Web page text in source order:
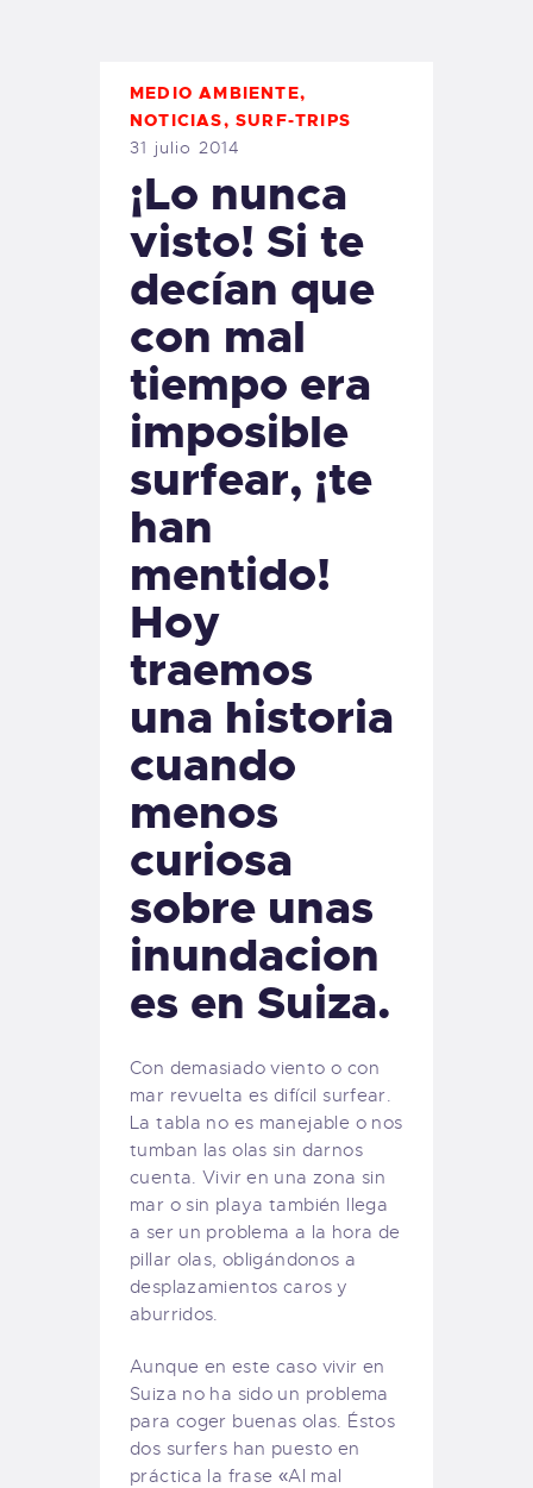
PEDIDOS
MEDIO AMBIENTE,
NOTICIAS,SURF-TRIPS
31 julio 2014
¡Lo nunca
visto! Si te
decían que
con mal
tiempo era
imposible
surfear, ¡te
han
mentido!
Hoy
traemos
una historia
cuando
menos
curiosa
sobre unas
inundacion
es en Suiza.
Con demasiado viento o con
mar revuelta es difícil surfear.
La tabla no es manejable o nos
tumban las olas sin darnos
cuenta. Vivir en una zona sin
mar o sin playa también llega
a ser un problema a la hora de
pillar olas, obligándonos a
desplazamientos caros y
aburridos.
Aunque en este caso vivir en
Suiza no ha sido un problema
para coger buenas olas. Éstos
dos surfers han puesto en
práctica la frase «Al mal